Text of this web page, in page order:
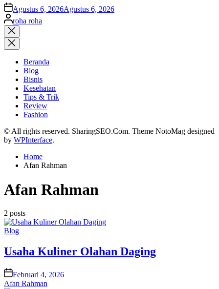
on Agustus 6, 2026Agustus 6, 2026
Posted
by
roha roha
Close
search
Beranda
Blog
Bisnis
Kesehatan
Tips & Trik
Review
Fashion
© All rights reserved. SharingSEO.Com. Theme NotoMag designed
by WPInterface.
Home
Afan Rahman
Afan Rahman
2 posts
Posted
Blog
Usaha Kuliner Olahan Daging
onFebruari 4, 2026
Afan Rahman